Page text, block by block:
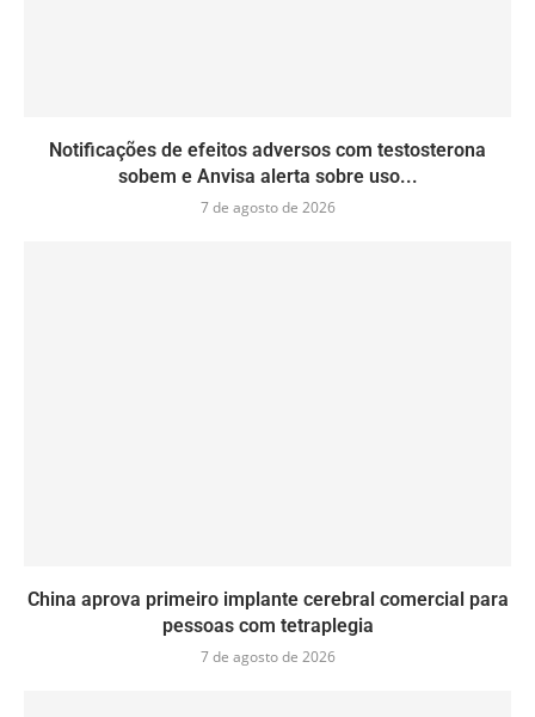
Notificações de efeitos adversos com testosterona
sobem e Anvisa alerta sobre uso...
7 de agosto de 2026
China aprova primeiro implante cerebral comercial para
pessoas com tetraplegia
7 de agosto de 2026